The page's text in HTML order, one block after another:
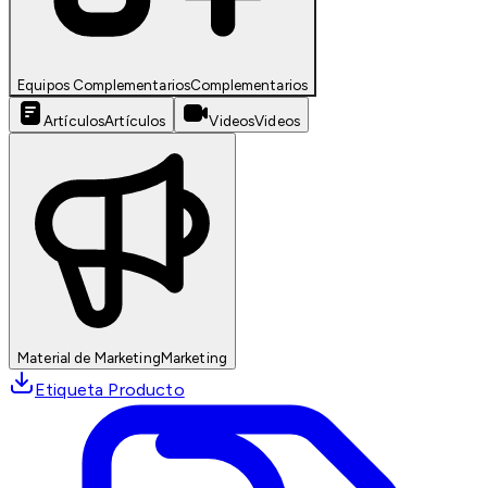
Equipos ComplementariosComplementarios
ArtículosArtículos VideosVideos
Material de MarketingMarketing
Etiqueta Producto